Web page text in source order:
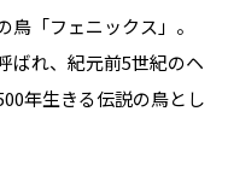
「フェニックス」。
ばれ、紀元前5世紀のヘ
年生きる伝説の鳥とし